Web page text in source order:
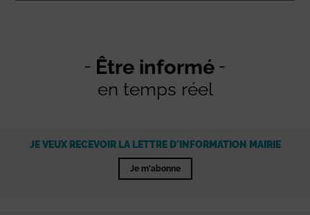
Être informé
en temps réel
JE VEUX RECEVOIR LA LETTRE D'INFORMATION MAIRIE
Je m'abonne